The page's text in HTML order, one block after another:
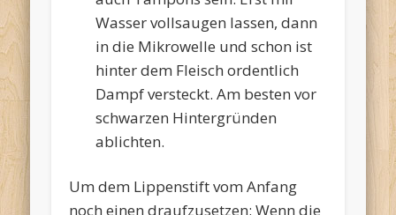
Wasser vollsaugen lassen, dann
in die Mikrowelle und schon ist
hinter dem Fleisch ordentlich
Dampf versteckt. Am besten vor
schwarzen Hintergründen
ablichten.
Um dem Lippenstift vom Anfang
noch einen draufzusetzen: Wenn die